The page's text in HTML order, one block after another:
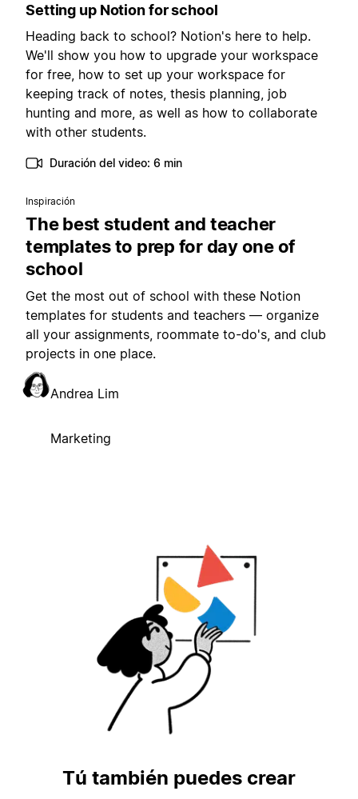
Setting up Notion for school
Heading back to school? Notion's here to help.
We'll show you how to upgrade your workspace
for free, how to set up your workspace for
keeping track of notes, thesis planning, job
hunting and more, as well as how to collaborate
with other students.
Duración del video: 6 min
Inspiración
The best student and teacher
templates to prep for day one of
school
Get the most out of school with these Notion
templates for students and teachers — organize
all your assignments, roommate to-do's, and club
projects in one place.
Andrea Lim
Marketing
Tú también puedes crear